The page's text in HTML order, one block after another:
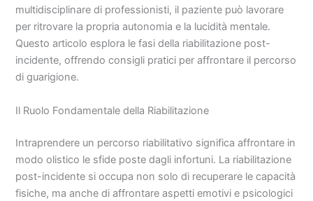
multidisciplinare di professionisti, il paziente può lavorare
per ritrovare la propria autonomia e la lucidità mentale.
Questo articolo esplora le fasi della riabilitazione post-
incidente, offrendo consigli pratici per affrontare il percorso
di guarigione.
Il Ruolo Fondamentale della Riabilitazione
Intraprendere un percorso riabilitativo significa affrontare in
modo olistico le sfide poste dagli infortuni. La riabilitazione
post-incidente si occupa non solo di recuperare le capacità
fisiche, ma anche di affrontare aspetti emotivi e psicologici